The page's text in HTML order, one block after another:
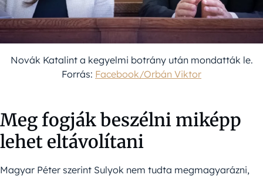
Novák Katalint a kegyelmi botrány után mondatták le.
Forrás: Facebook/Orbán Viktor
Meg fogják beszélni miképp
lehet eltávolítani
Magyar Péter szerint Sulyok nem tudta megmagyarázni,